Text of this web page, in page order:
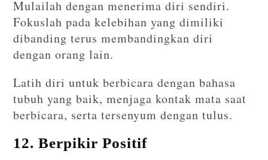
Mulailah dengan menerima diri sendiri.
Fokuslah pada kelebihan yang dimiliki
dibanding terus membandingkan diri
dengan orang lain.
Latih diri untuk berbicara dengan bahasa
tubuh yang baik, menjaga kontak mata saat
berbicara, serta tersenyum dengan tulus.
12. Berpikir Positif